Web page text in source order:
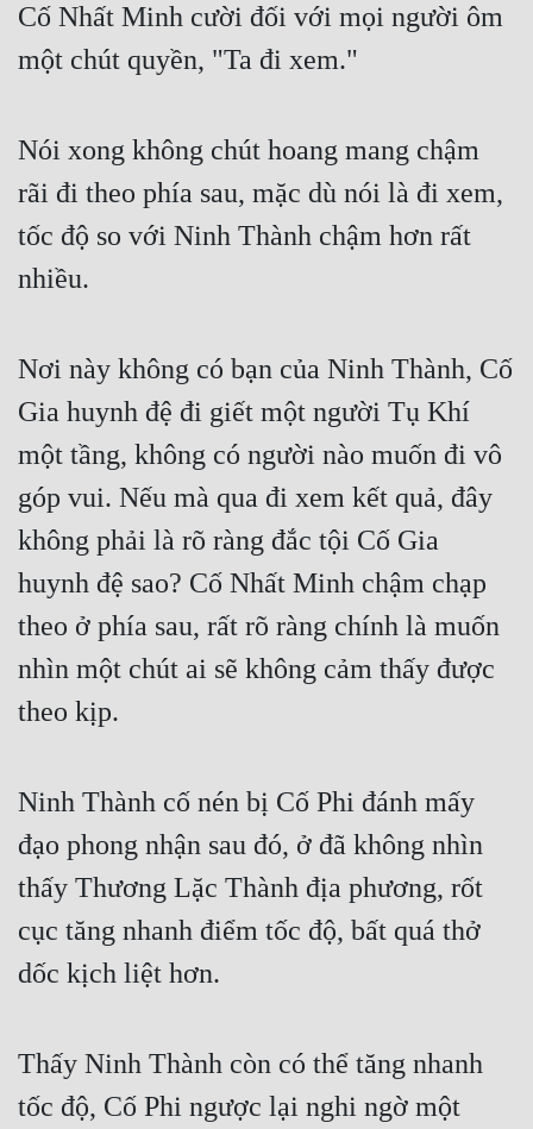
Cố Nhất Minh cười đối với mọi người ôm
một chút quyền, "Ta đi xem."
Nói xong không chút hoang mang chậm
rãi đi theo phía sau, mặc dù nói là đi xem,
tốc độ so với Ninh Thành chậm hơn rất
nhiều.
Nơi này không có bạn của Ninh Thành, Cố
Gia huynh đệ đi giết một người Tụ Khí
một tầng, không có người nào muốn đi vô
góp vui. Nếu mà qua đi xem kết quả, đây
không phải là rõ ràng đắc tội Cố Gia
huynh đệ sao? Cố Nhất Minh chậm chạp
theo ở phía sau, rất rõ ràng chính là muốn
nhìn một chút ai sẽ không cảm thấy được
theo kịp.
Ninh Thành cố nén bị Cố Phi đánh mấy
đạo phong nhận sau đó, ở đã không nhìn
thấy Thương Lặc Thành địa phương, rốt
cục tăng nhanh điểm tốc độ, bất quá thở
dốc kịch liệt hơn.
Thấy Ninh Thành còn có thể tăng nhanh
tốc độ, Cố Phi ngược lại nghi ngờ một